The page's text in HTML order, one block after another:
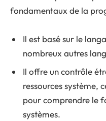
fondamentaux de la
Il est basé sur le
nombreux autres
Il offre un contrôle
ressources système,
pour comprendre le
systèmes.